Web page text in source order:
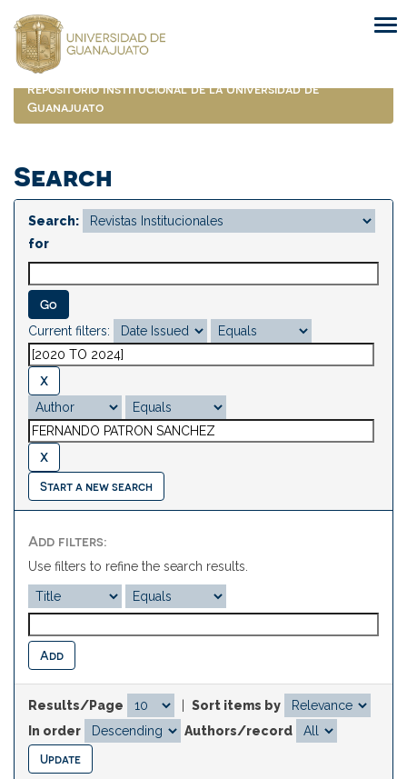
navigation
Repositorio Institucional de la Universidad de
Guanajuato
Search
Search:
for
Current filters:
Start a new search
Add filters:
Use filters to refine the search results.
Results/Page
Sort items by
In order
Authors/record